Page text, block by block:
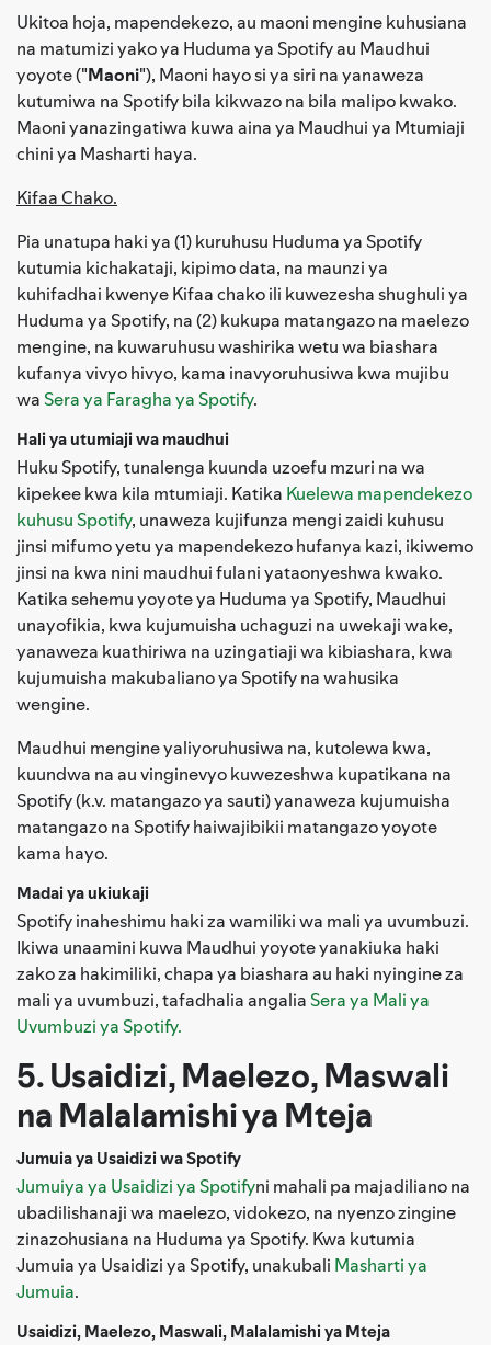
Ukitoa hoja, mapendekezo, au maoni mengine kuhusiana
na matumizi yako ya Huduma ya Spotify au Maudhui
yoyote ("Maoni"), Maoni hayo si ya siri na yanaweza
kutumiwa na Spotify bila kikwazo na bila malipo kwako.
Maoni yanazingatiwa kuwa aina ya Maudhui ya Mtumiaji
chini ya Masharti haya.
Kifaa Chako.
Pia unatupa haki ya (1) kuruhusu Huduma ya Spotify
kutumia kichakataji, kipimo data, na maunzi ya
kuhifadhai kwenye Kifaa chako ili kuwezesha shughuli ya
Huduma ya Spotify, na (2) kukupa matangazo na maelezo
mengine, na kuwaruhusu washirika wetu wa biashara
kufanya vivyo hivyo, kama inavyoruhusiwa kwa mujibu
wa Sera ya Faragha ya Spotify.
Hali ya utumiaji wa maudhui
Huku Spotify, tunalenga kuunda uzoefu mzuri na wa
kipekee kwa kila mtumiaji. Katika Kuelewa mapendekezo
kuhusu Spotify, unaweza kujifunza mengi zaidi kuhusu
jinsi mifumo yetu ya mapendekezo hufanya kazi, ikiwemo
jinsi na kwa nini maudhui fulani yataonyeshwa kwako.
Katika sehemu yoyote ya Huduma ya Spotify, Maudhui
unayofikia, kwa kujumuisha uchaguzi na uwekaji wake,
yanaweza kuathiriwa na uzingatiaji wa kibiashara, kwa
kujumuisha makubaliano ya Spotify na wahusika
wengine.
Maudhui mengine yaliyoruhusiwa na, kutolewa kwa,
kuundwa na au vinginevyo kuwezeshwa kupatikana na
Spotify (k.v. matangazo ya sauti) yanaweza kujumuisha
matangazo na Spotify haiwajibikii matangazo yoyote
kama hayo.
Madai ya ukiukaji
Spotify inaheshimu haki za wamiliki wa mali ya uvumbuzi.
Ikiwa unaamini kuwa Maudhui yoyote yanakiuka haki
zako za hakimiliki, chapa ya biashara au haki nyingine za
mali ya uvumbuzi, tafadhalia angalia Sera ya Mali ya
Uvumbuzi ya Spotify.
5. Usaidizi, Maelezo, Maswali
na Malalamishi ya Mteja
Jumuia ya Usaidizi wa Spotify
Jumuiya ya Usaidizi ya Spotifyni mahali pa majadiliano na
ubadilishanaji wa maelezo, vidokezo, na nyenzo zingine
zinazohusiana na Huduma ya Spotify. Kwa kutumia
Jumuia ya Usaidizi ya Spotify, unakubali Masharti ya
Jumuia.
Usaidizi, Maelezo, Maswali, Malalamishi ya Mteja